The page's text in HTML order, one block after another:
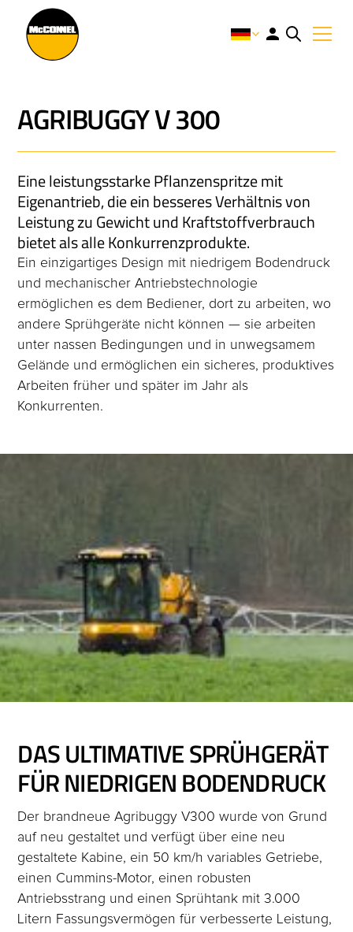
AGRIBUGGY V 300
Eine leistungsstarke Pflanzenspritze mit
Eigenantrieb, die ein besseres Verhältnis von
Leistung zu Gewicht und Kraftstoffverbrauch
bietet als alle Konkurrenzprodukte.
Ein einzigartiges Design mit niedrigem Bodendruck
und mechanischer Antriebstechnologie
ermöglichen es dem Bediener, dort zu arbeiten, wo
andere Sprühgeräte nicht können — sie arbeiten
unter nassen Bedingungen und in unwegsamem
Gelände und ermöglichen ein sicheres, produktives
Arbeiten früher und später im Jahr als
Konkurrenten.
DAS ULTIMATIVE SPRÜHGERÄT
FÜR NIEDRIGEN BODENDRUCK
Der brandneue Agribuggy V300 wurde von Grund
auf neu gestaltet und verfügt über eine neu
gestaltete Kabine, ein 50 km/h variables Getriebe,
einen Cummins-Motor, einen robusten
Antriebsstrang und einen Sprühtank mit 3.000
Litern Fassungsvermögen für verbesserte Leistung,